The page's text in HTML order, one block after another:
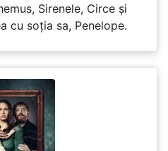
Sirenele, Circe și
cu soția sa, Penelope.